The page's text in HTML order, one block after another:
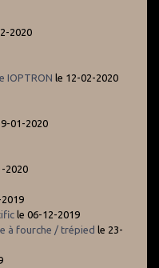
2020
IOPTRON le 12-02-2020
01-2020
2020
le 06-12-2019
à fourche / trépied le 23-